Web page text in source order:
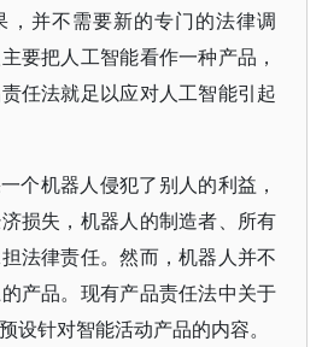
，并不需要新的专门的法律调
要把人工智能看作一种产品，
任法就足以应对人工智能引起
个机器人侵犯了别人的利益，
损失，机器人的制造者、所有
法律责任。然而，机器人并不
产品。现有产品责任法中关于
设针对智能活动产品的内容。